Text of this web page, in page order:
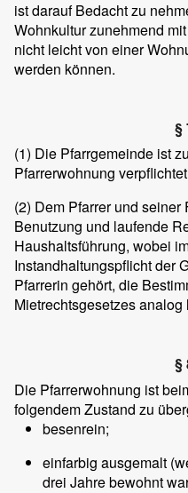
ist darauf Bedacht zu
Wohnkultur zunehmend
nicht leicht von einer
werden können.
§
(1) Die Pfarrgemeinde ist
Pfarrerwohnung
(2) Dem Pfarrer und
Benutzung und laufende
Haushaltsführung, wobei
Instandhaltungspflicht der
Pfarrerin gehört, die
Mietrechtsgesetzes
§
Die Pfarrerwohnung ist
folgendem Zustand zu
besenrein;
einfarbig ausgemalt
drei Jahre bewohnt